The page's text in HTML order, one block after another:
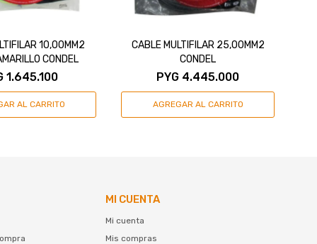
10,00MM2
CONDEL
1.645.100
CABLE MULTIFILAR 25,00MM2
CONDEL
PYG 4.445.000
MI CUENTA
Mi cuenta
Mis compras